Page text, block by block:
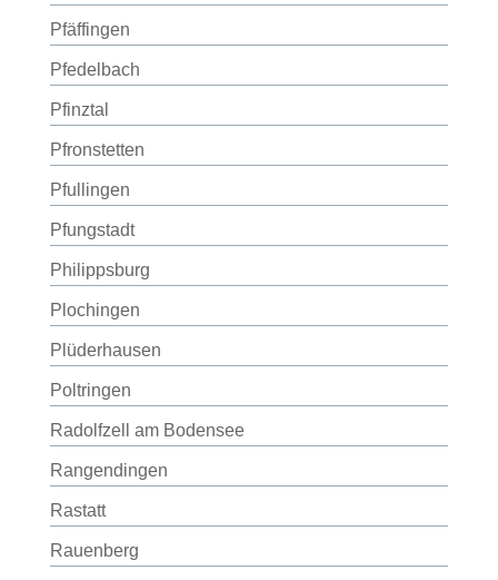
Pfäffingen
Pfedelbach
Pfinztal
Pfronstetten
Pfullingen
Pfungstadt
Philippsburg
Plochingen
Plüderhausen
Poltringen
Radolfzell am Bodensee
Rangendingen
Rastatt
Rauenberg